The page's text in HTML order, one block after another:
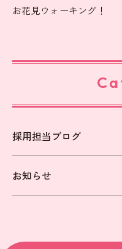
お花見ウォーキング！
採用担当ブログ
お知らせ